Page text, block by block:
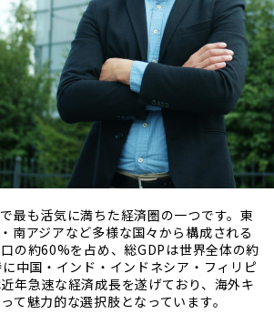
最も活気に満ちた経済圏の一つです。東
南アジアなど多様な国々から構成される
の約60%を占め、総GDPは世界全体の約
中国・インド・インドネシア・フィリピ
年急速な経済成長を遂げており、海外キ
て魅力的な選択肢となっています。